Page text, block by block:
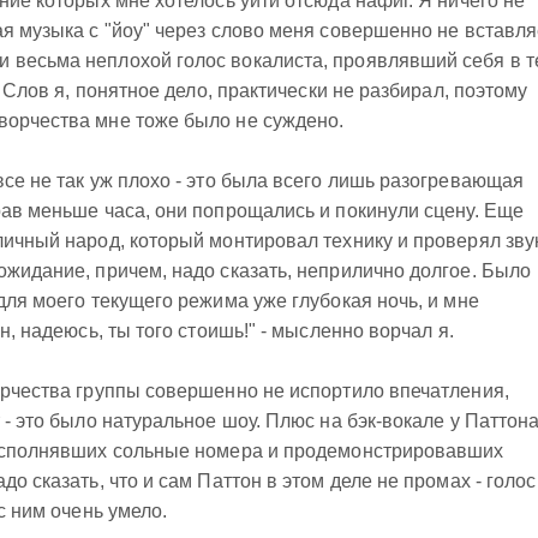
музыка с "йоу" через слово меня совершенно не
неплохой голос вокалиста, проявлявший себя в
я, понятное дело, практически не разбирал, поэтому
мне тоже было не суждено.
не так уж плохо - это была всего лишь разогревающая
меньше часа, они попрощались и покинули сцену. Еще
народ, который монтировал технику и проверял
причем, надо сказать, неприлично долгое. Было
моего текущего режима уже глубокая ночь, и мне
надеюсь, ты того стоишь!" - мысленно ворчал я.
группы совершенно не испортило впечатления,
это было натуральное шоу. Плюс на бэк-вокале у
сольные номера и продемонстрировавших
сказать, что и сам Паттон в этом деле не промах -
ним очень умело.